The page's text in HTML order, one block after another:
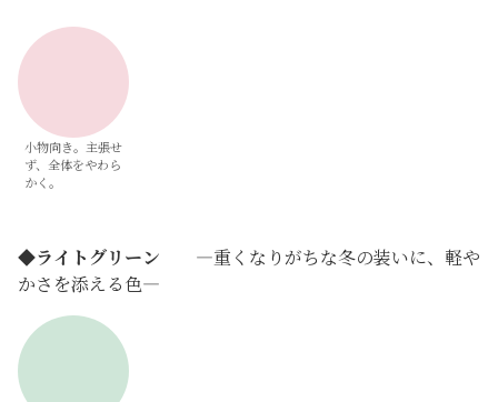
小物向き。主張せ
ず、全体をやわら
かく。
◆ライトグリーン ―重くなりがちな冬の装いに、軽や
かさを添える色―